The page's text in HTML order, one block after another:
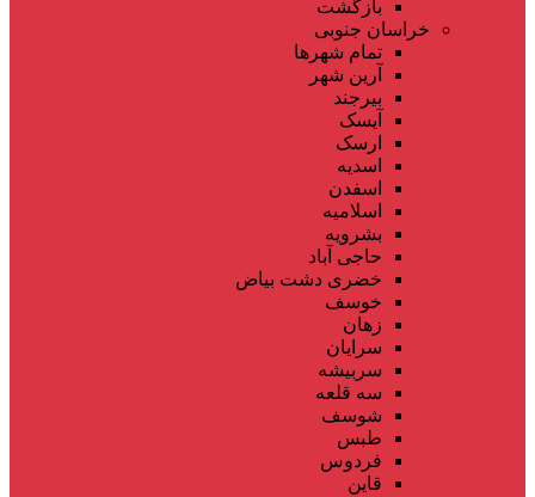
بازگشت
خراسان جنوبی
تمام شهر‌ها
آرین شهر
بیرجند
آیسک
ارسک
اسدیه
اسفدن
اسلامیه
بشرویه
حاجی آباد
خضری دشت بیاض
خوسف
زهان
سرایان
سربیشه
سه قلعه
شوسف
طبس
فردوس
قاین